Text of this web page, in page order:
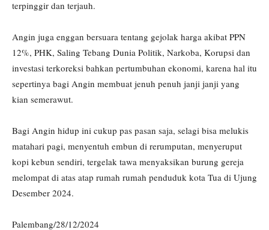
terpinggir dan terjauh.
Angin juga enggan bersuara tentang gejolak harga akibat PPN
12%, PHK, Saling Tebang Dunia Politik, Narkoba, Korupsi dan
investasi terkoreksi bahkan pertumbuhan ekonomi, karena hal itu
sepertinya bagi Angin membuat jenuh penuh janji janji yang
kian semerawut.
Bagi Angin hidup ini cukup pas pasan saja, selagi bisa melukis
matahari pagi, menyentuh embun di rerumputan, menyeruput
kopi kebun sendiri, tergelak tawa menyaksikan burung gereja
melompat di atas atap rumah rumah penduduk kota Tua di Ujung
Desember 2024.
Palembang/28/12/2024